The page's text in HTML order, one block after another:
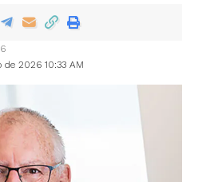
2026 10:33 AM